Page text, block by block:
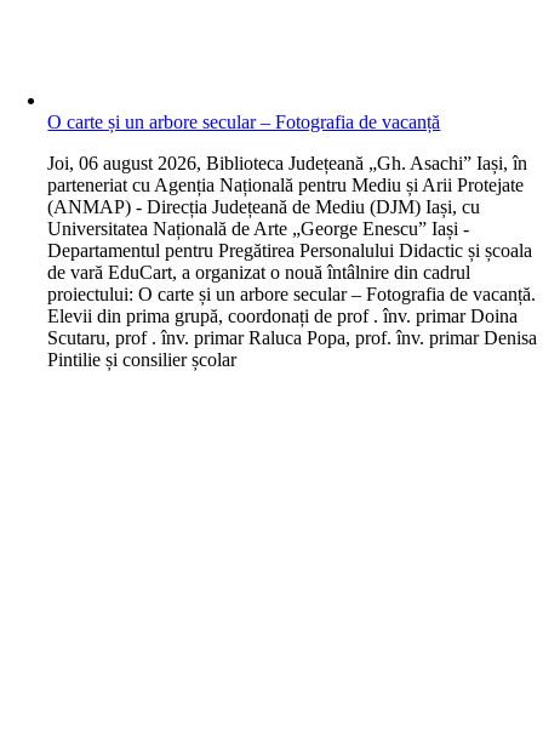
O carte și un arbore secular – Fotografia de vacanță
Joi, 06 august 2026, Biblioteca Județeană „Gh. Asachi” Iași, în
parteneriat cu Agenția Națională pentru Mediu și Arii Protejate
(ANMAP) - Direcția Județeană de Mediu (DJM) Iași, cu
Universitatea Națională de Arte „George Enescu” Iași -
Departamentul pentru Pregătirea Personalului Didactic și școala
de vară EduCart, a organizat o nouă întâlnire din cadrul
proiectului: O carte și un arbore secular – Fotografia de vacanță.
Elevii din prima grupă, coordonați de prof . înv. primar Doina
Scutaru, prof . înv. primar Raluca Popa, prof. înv. primar Denisa
Pintilie și consilier școlar